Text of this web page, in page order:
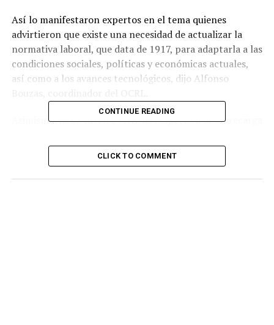
Así lo manifestaron expertos en el tema quienes
advirtieron que existe una necesidad de actualizar la
normativa laboral, que data de 1917, para adaptarla a las
condiciones sociales, políticas y económicas actuales,
así como a los avances tecnológicos, dijo Alfonso
Asimismo, hubo fuertes críticas respecto a la sobrecarga
se han subido a la mesa de la discusión- ya que se han
normalizado en México, “desvirtuando su carácter
excepcional y afectando el principio de protección al
CONTINUE READING
CLICK TO COMMENT